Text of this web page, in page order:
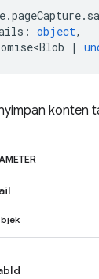
.pageCapture.
: object,
|
konten